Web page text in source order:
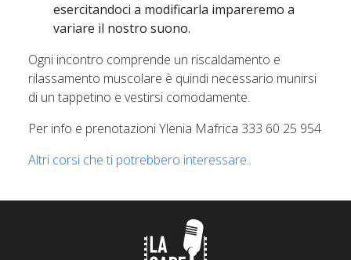
esercitandoci a modificarla impareremo a
variare il nostro suono.
Ogni incontro comprende un riscaldamento e
rilassamento muscolare è quindi necessario munirsi
di un tappetino e vestirsi comodamente.
Per info e prenotazioni Ylenia Mafrica 333 60 25 954
Altri corsi che ti potrebbero interessare..